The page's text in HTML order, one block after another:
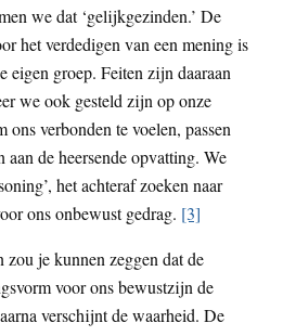
we dat ‘gelijkgezinden.’ De
het verdedigen van een mening is
eigen groep. Feiten zijn daaraan
we ook gesteld zijn op onze
verbonden te voelen, passen
de heersende opvatting. We
het achteraf zoeken naar
ons onbewust gedrag. [3]
zou je kunnen zeggen dat de
voor ons bewustzijn de
verschijnt de waarheid. De